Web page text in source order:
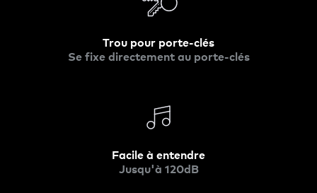
Trou pour porte-clés
Se fixe directement au porte-clés
Facile à entendre
Jusqu'à 120dB